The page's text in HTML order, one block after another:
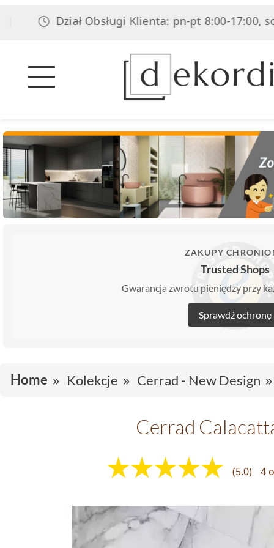
Dział Obsługi Klienta: pn-pt 8:00-17:00, sob
ZAKUPY
Trusted Shops
Gwarancja zwrotu pieniędzy przy
Sprawdź ochronę
Home Kolekcje Cerrad - New Design
Cerrad
(5.0) 4